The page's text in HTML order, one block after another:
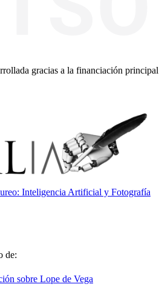
gracias a la financiación principal
Inteligencia Artificial y Fotografía
de:
sobre Lope de Vega